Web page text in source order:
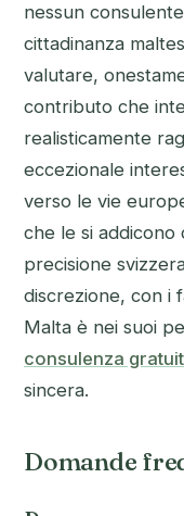
nessun
cittadinanza
valutare,
contributo che
realisticamente
eccezionale
verso le vie
che le si
precisione
discrezione, con i
Malta è nei suoi
consulenza
sincera.
Domande